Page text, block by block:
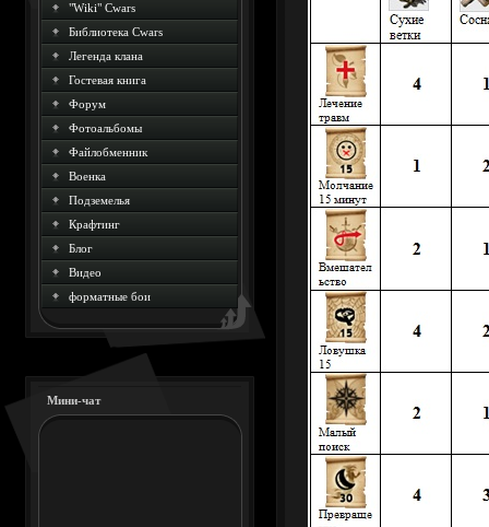
"Wiki" Cwars
Библиотека Cwars
Легенда клана
Гостевая книга
Форум
Фотоальбомы
Файлобменник
Военка
Подземелья
Крафтинг
Блог
Видео
форматные бои
Мини-чат